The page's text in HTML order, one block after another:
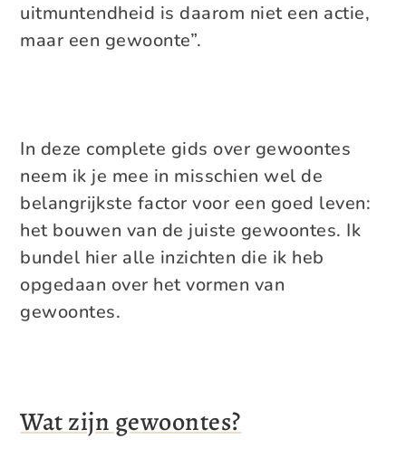
uitmuntendheid is daarom niet een actie,
maar een gewoonte”.
In deze complete gids over gewoontes
neem ik je mee in misschien wel de
belangrijkste factor voor een goed leven:
het bouwen van de juiste gewoontes. Ik
bundel hier alle inzichten die ik heb
opgedaan over het vormen van
gewoontes.
Wat zijn gewoontes?